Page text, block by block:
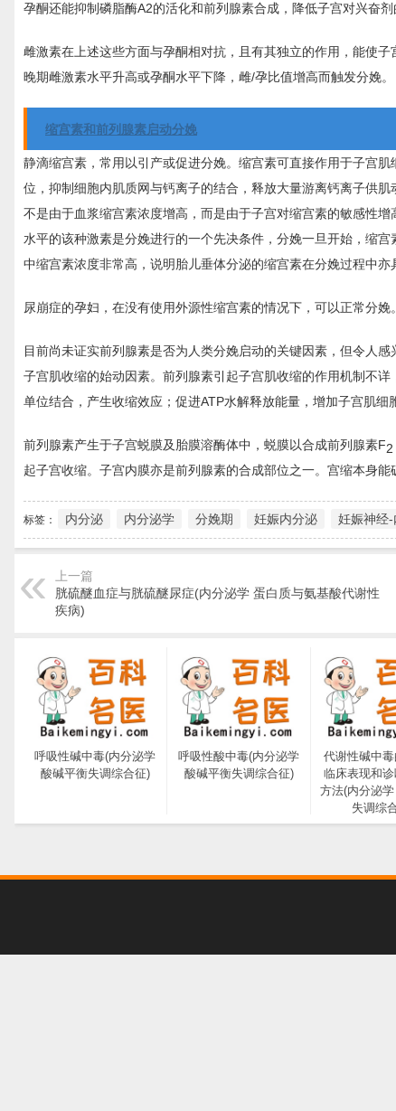
孕酮还能抑制磷脂酶A2的活化和前列腺素合成，降低子宫对兴奋
雌激素在上述这些方面与孕酮相对抗，且有其独立的作用，能使
晚期雌激素水平升高或孕酮水平下降，雌/孕比值增高而触发分娩。
缩宫素和前列腺素启动分娩
静滴缩宫素，常用以引产或促进分娩。缩宫素可直接作用于子宫肌
位，抑制细胞内肌质网与钙离子的结合，释放大量游离钙离子供
不是由于血浆缩宫素浓度增高，而是由于子宫对缩宫素的敏感性
水平的该种激素是分娩进行的一个先决条件，分娩一旦开始，缩
中缩宫素浓度非常高，说明胎儿垂体分泌的缩宫素在分娩过程中亦
尿崩症的孕妇，在没有使用外源性缩宫素的情况下，可以正常分
目前尚未证实前列腺素是否为人类分娩启动的关键因素，但令人
子宫肌收缩的始动因素。前列腺素引起子宫肌收缩的作用机制不
单位结合，产生收缩效应；促进ATP水解释放能量，增加子宫肌细
前列腺素产生于子宫蜕膜及胎膜溶酶体中，蜕膜以合成前列腺素F2
起子宫收缩。子宫内膜亦是前列腺素的合成部位之一。宫缩本身
标签： 内分泌 内分泌学 分娩期 妊娠内分泌 妊娠神经
上一篇
胱硫醚血症与胱硫醚尿症(内分泌学 蛋白质与氨基酸代谢性
疾病)
呼吸性碱中毒(内分泌学
酸碱平衡失调综合征)
呼吸性酸中毒(内分泌学
酸碱平衡失调综合征)
代谢性碱中毒
临床表现和
方法(内分泌
失调综